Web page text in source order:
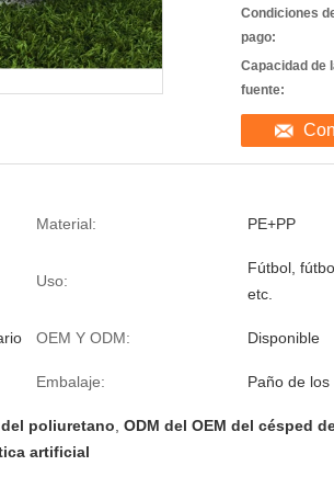
Condiciones
pago:
Capacidad de
fuente:
Material: PE+PP
Uso:
Fútbol,
etc.
OEM Y ODM: Disponible
Embalaje: Paño de
poliuretano ODM del OEM del césped
artificial